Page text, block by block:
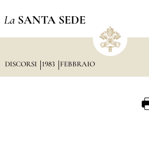
La SANTA SEDE
DISCORSI 1983 FEBBRAIO